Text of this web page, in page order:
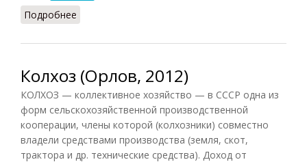
Подробнее
Колхоз (Орлов, 2012)
КОЛХОЗ — коллективное хозяйство — в СССР одна из
форм сельскохозяйственной производственной
кооперации, члены которой (колхозники) совместно
владели средствами производства (земля, скот,
трактора и др. технические средства). Доход от